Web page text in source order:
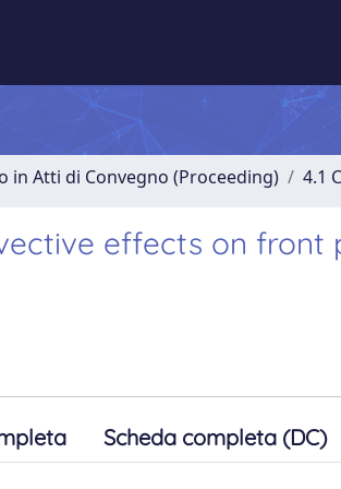
in Atti di Convegno (Proceeding) 4.1
effects on front
Scheda completa (DC)